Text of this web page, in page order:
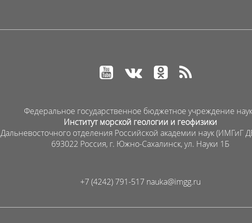
Федеральное государственное бюджетное учреждение
Институт морской геологии и геофизики
Дальневосточного отделения Российской академии наук (ИМГиГ
693022 Россия, г. Южно-Сахалинск, ул. Науки 1Б
+7 (4242) 791-517